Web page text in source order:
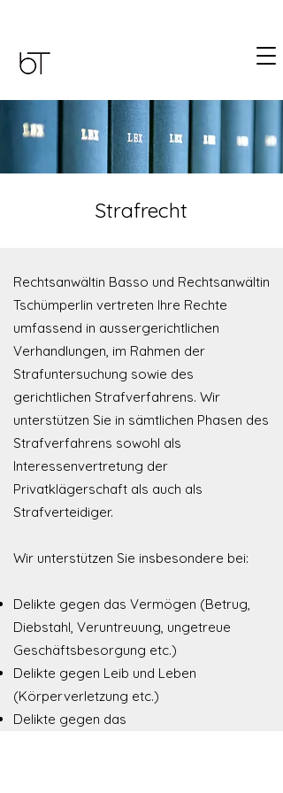
Strafrecht
Rechtsanwältin Basso und Rechtsanwältin
Tschümperlin vertreten Ihre Rechte
umfassend in aussergerichtlichen
Verhandlungen, im Rahmen der
Strafuntersuchung sowie des
gerichtlichen Strafverfahrens. Wir
unterstützen Sie in sämtlichen Phasen des
Strafverfahrens sowohl als
Interessenvertretung der
Privatklägerschaft als auch als
Strafverteidiger.
Wir unterstützen Sie insbesondere bei:
Delikte gegen das Vermögen (Betrug,
Diebstahl, Veruntreuung, ungetreue
Geschäftsbesorgung etc.)
Delikte gegen Leib und Leben
(Körperverletzung etc.)
Delikte gegen das